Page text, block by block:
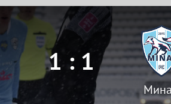
Чорноморець
1 : 1